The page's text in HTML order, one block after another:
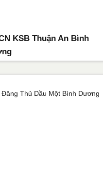
KSB Thuận An Bình